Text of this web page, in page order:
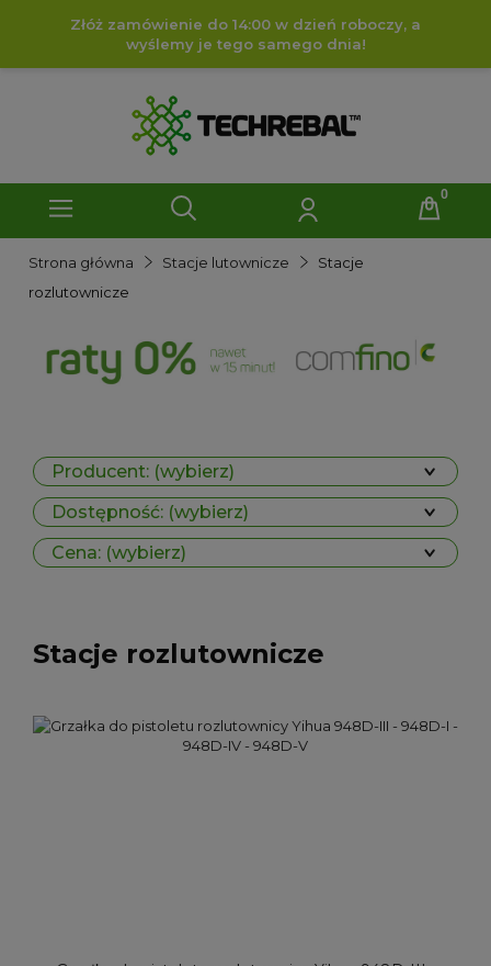
Złóż zamówienie do 14:00 w dzień roboczy, a
wyślemy je tego samego dnia!
Strona główna Stacje lutownicze
Stacje
rozlutownicze
Producent: (wybierz)
Dostępność: (wybierz)
Cena: (wybierz)
Stacje rozlutownicze